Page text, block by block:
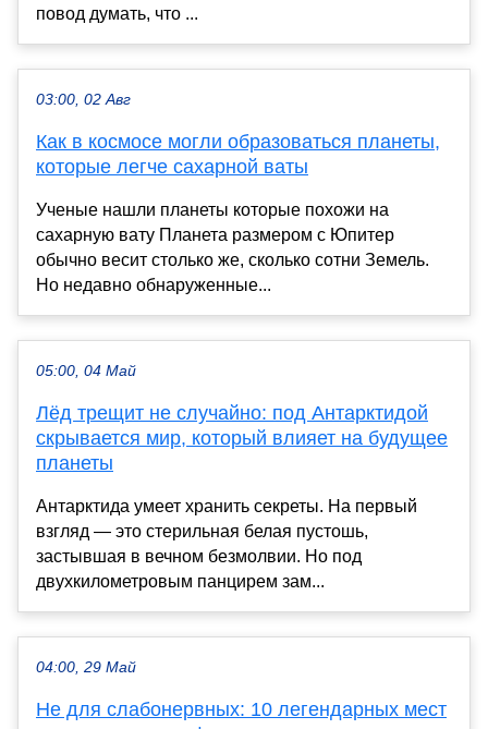
повод думать, что ...
03:00, 02 Авг
Как в космосе могли образоваться планеты,
которые легче сахарной ваты
Ученые нашли планеты которые похожи на
сахарную вату Планета размером с Юпитер
обычно весит столько же, сколько сотни Земель.
Но недавно обнаруженные...
05:00, 04 Май
Лёд трещит не случайно: под Антарктидой
скрывается мир, который влияет на будущее
планеты
Антарктида умеет хранить секреты. На первый
взгляд — это стерильная белая пустошь,
застывшая в вечном безмолвии. Но под
двухкилометровым панцирем зам...
04:00, 29 Май
Не для слабонервных: 10 легендарных мест